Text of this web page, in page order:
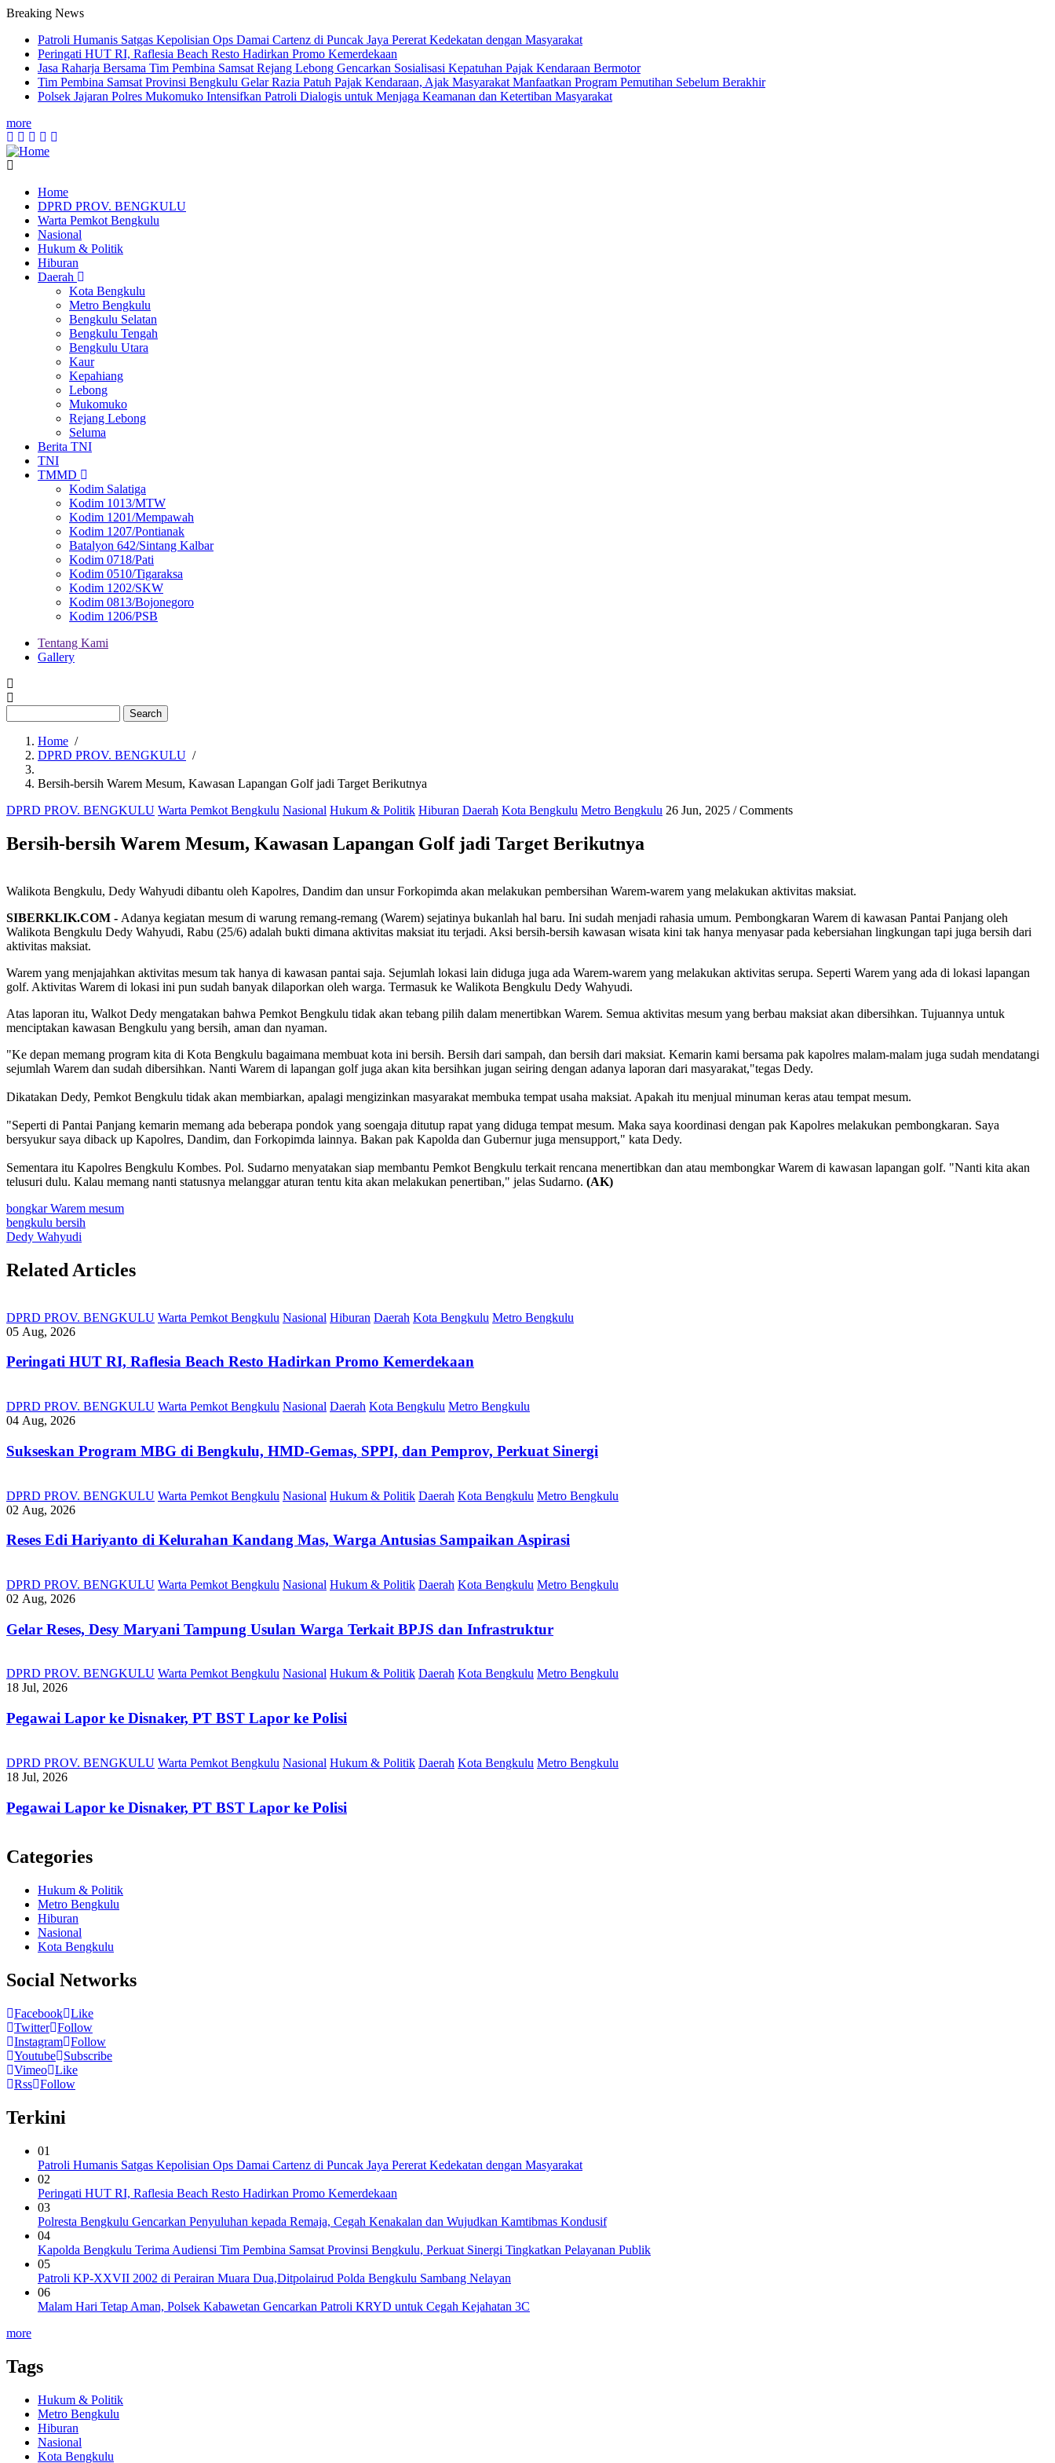
Breaking News
Patroli Humanis Satgas Kepolisian Ops Damai Cartenz di Puncak Jaya Pererat Kedekatan dengan Masyarakat
Peringati HUT RI, ‎Raflesia Beach Resto Hadirkan Promo Kemerdekaan
Jasa Raharja Bersama Tim Pembina Samsat Rejang Lebong Gencarkan Sosialisasi Kepatuhan Pajak Kendaraan Bermotor
Tim Pembina Samsat Provinsi Bengkulu Gelar Razia Patuh Pajak Kendaraan, Ajak Masyarakat Manfaatkan Program Pemutihan Sebelum Berakhir
Polsek Jajaran Polres Mukomuko Intensifkan Patroli Dialogis untuk Menjaga Keamanan dan Ketertiban Masyarakat
more
Main
navigation
Home
DPRD PROV. BENGKULU
Warta Pemkot Bengkulu
Nasional
Hukum & Politik
Hiburan
Daerah
Kota Bengkulu
Metro Bengkulu
Bengkulu Selatan
Bengkulu Tengah
Bengkulu Utara
Kaur
Kepahiang
Lebong
Mukomuko
Rejang Lebong
Seluma
Berita TNI
TNI
TMMD
Kodim Salatiga
Kodim 1013/MTW
Kodim 1201/Mempawah
Kodim 1207/Pontianak
Batalyon 642/Sintang Kalbar
Kodim 0718/Pati
Kodim 0510/Tigaraksa
Kodim 1202/SKW
Kodim 0813/Bojonegoro
Kodim 1206/PSB
Menu
second
Tentang Kami
Gallery
Breadcrumb
Home /
DPRD PROV. BENGKULU /
Bersih-bersih Warem Mesum, Kawasan Lapangan Golf jadi Target Berikutnya
DPRD PROV. BENGKULU Warta Pemkot Bengkulu Nasional Hukum & Politik Hiburan Daerah Kota Bengkulu Metro Bengkulu 26 Jun, 2025 /Comments
Bersih-bersih Warem Mesum, Kawasan Lapangan Golf jadi Target Berikutnya
Walikota Bengkulu, Dedy Wahyudi dibantu oleh Kapolres, Dandim dan unsur Forkopimda akan melakukan pembersihan Warem-warem yang melakukan aktivitas maksiat.
SIBERKLIK.COM - Adanya kegiatan mesum di warung remang-remang (Warem) sejatinya bukanlah hal baru. Ini sudah menjadi rahasia umum. Pembongkaran Warem di kawasan Pantai Panjang oleh
Walikota Bengkulu Dedy Wahyudi, Rabu (25/6) adalah bukti dimana aktivitas maksiat itu terjadi. Aksi bersih-bersih kawasan wisata kini tak hanya menyasar pada kebersiahan lingkungan tapi juga bersih dari
aktivitas maksiat.
Warem yang menjajahkan aktivitas mesum tak hanya di kawasan pantai saja. Sejumlah lokasi lain diduga juga ada Warem-warem yang melakukan aktivitas serupa. Seperti Warem yang ada di lokasi lapangan
golf. Aktivitas Warem di lokasi ini pun sudah banyak dilaporkan oleh warga. Termasuk ke Walikota Bengkulu Dedy Wahyudi.
Atas laporan itu, Walkot Dedy mengatakan bahwa Pemkot Bengkulu tidak akan tebang pilih dalam menertibkan Warem. Semua aktivitas mesum yang berbau maksiat akan dibersihkan. Tujuannya untuk
menciptakan kawasan Bengkulu yang bersih, aman dan nyaman.
"Ke depan memang program kita di Kota Bengkulu bagaimana membuat kota ini bersih. Bersih dari sampah, dan bersih dari maksiat. Kemarin kami bersama pak kapolres malam-malam juga sudah mendatangi
sejumlah Warem dan sudah dibersihkan. Nanti Warem di lapangan golf juga akan kita bersihkan jugan seiring dengan adanya laporan dari masyarakat,"tegas Dedy.
Dikatakan Dedy, Pemkot Bengkulu tidak akan membiarkan, apalagi mengizinkan masyarakat membuka tempat usaha maksiat. Apakah itu menjual minuman keras atau tempat mesum.
"Seperti di Pantai Panjang kemarin memang ada beberapa pondok yang soengaja ditutup rapat yang diduga tempat mesum. Maka saya koordinasi dengan pak Kapolres melakukan pembongkaran. Saya
bersyukur saya diback up Kapolres, Dandim, dan Forkopimda lainnya. Bakan pak Kapolda dan Gubernur juga mensupport," kata Dedy.
Sementara itu Kapolres Bengkulu Kombes. Pol. Sudarno menyatakan siap membantu Pemkot Bengkulu terkait rencana menertibkan dan atau membongkar Warem di kawasan lapangan golf. "Nanti kita akan
telusuri dulu. Kalau memang nanti statusnya melanggar aturan tentu kita akan melakukan penertiban," jelas Sudarno. (AK)
bongkar Warem mesum
bengkulu bersih
Dedy Wahyudi
Related Articles
DPRD PROV. BENGKULU Warta Pemkot Bengkulu Nasional Hiburan Daerah Kota Bengkulu Metro Bengkulu
05 Aug, 2026
Peringati HUT RI, ‎Raflesia Beach Resto Hadirkan Promo Kemerdekaan
DPRD PROV. BENGKULU Warta Pemkot Bengkulu Nasional Daerah Kota Bengkulu Metro Bengkulu
04 Aug, 2026
Sukseskan Program MBG di Bengkulu, HMD-Gemas, SPPI, dan Pemprov, Perkuat Sinergi
DPRD PROV. BENGKULU Warta Pemkot Bengkulu Nasional Hukum & Politik Daerah Kota Bengkulu Metro Bengkulu
02 Aug, 2026
Reses Edi Hariyanto di Kelurahan Kandang Mas, Warga Antusias Sampaikan Aspirasi
DPRD PROV. BENGKULU Warta Pemkot Bengkulu Nasional Hukum & Politik Daerah Kota Bengkulu Metro Bengkulu
02 Aug, 2026
Gelar Reses, Desy Maryani Tampung Usulan Warga Terkait BPJS dan Infrastruktur
DPRD PROV. BENGKULU Warta Pemkot Bengkulu Nasional Hukum & Politik Daerah Kota Bengkulu Metro Bengkulu
18 Jul, 2026
Pegawai Lapor ke Disnaker, PT BST Lapor ke Polisi
DPRD PROV. BENGKULU Warta Pemkot Bengkulu Nasional Hukum & Politik Daerah Kota Bengkulu Metro Bengkulu
18 Jul, 2026
Pegawai Lapor ke Disnaker, PT BST Lapor ke Polisi
Categories
Hukum & Politik
Metro Bengkulu
Hiburan
Nasional
Kota Bengkulu
Social Networks
Facebook Like
Twitter Follow
Instagram Follow
Youtube
Subscribe
Vimeo Like
Rss Follow
Terkini
01
Patroli Humanis Satgas Kepolisian Ops Damai Cartenz di Puncak Jaya Pererat Kedekatan dengan Masyarakat
02
Peringati HUT RI, ‎Raflesia Beach Resto Hadirkan Promo Kemerdekaan
03
Polresta Bengkulu Gencarkan Penyuluhan kepada Remaja, Cegah Kenakalan dan Wujudkan Kamtibmas Kondusif
04
Kapolda Bengkulu Terima Audiensi Tim Pembina Samsat Provinsi Bengkulu, Perkuat Sinergi Tingkatkan Pelayanan Publik
05
Patroli KP-XXVII 2002 di Perairan Muara Dua,Ditpolairud Polda Bengkulu Sambang Nelayan
06
Malam Hari Tetap Aman, Polsek Kabawetan Gencarkan Patroli KRYD untuk Cegah Kejahatan 3C
more
Tags
Hukum & Politik
Metro Bengkulu
Hiburan
Nasional
Kota Bengkulu